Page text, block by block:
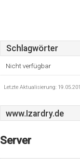
Schlagwörter
Nicht verfügbar
Letzte Aktualisierung:
www.Izardry.de
Server